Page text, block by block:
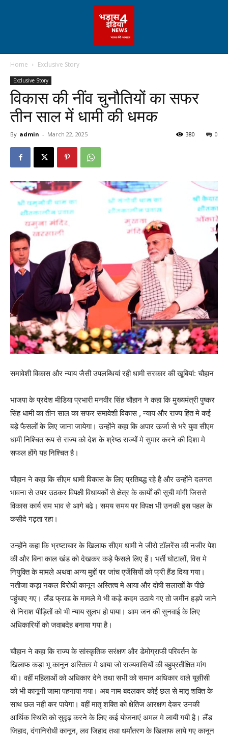
Home Exclusive Story
Exclusive Story
विकास की नींव चुनौतियों का सफर
तीन साल में धामी की धमक
By admin - March 22, 2025 0
380
समावेशी विकास और न्याय जैसी उपलब्धियां रही धामी सरकार की खूबियां: चौहान
भाजपा के प्रदेश मीडिया प्रभारी मनवीर सिंह चौहान ने कहा कि मुख्यमंत्री पुष्कर
सिंह धामी का तीन साल का सफर समावेशी विकास , न्याय और राज्य हित मे कई
बड़े फैसलों के लिए जाना जायेगा। उन्होंने कहा कि अपार ऊर्जा से भरे युवा सीएम
धामी निश्चित रूप से राज्य को देश के श्रेष्ठ राज्यों मे सुमार करने की दिशा मे
सफल होंगे यह निश्चित है।
चौहान ने कहा कि सीएम धामी विकास के लिए प्रतिबद्ध रहे है और उन्होंने दलगत
भावना से उपर उठकर विपक्षी विधायकों से क्षेत्र के कार्यों की सूची मांगी जिससे
विकास कार्य सम भाव से आगे बढे। समय समय पर विपक्ष भी उनकी इस पहल के
कसीदे गढ़ता रहा।
उन्होंने कहा कि भ्रष्टाचार के खिलाफ सीएम धामी ने जीरो टॉलरेंस की नजीर पेश
की और बिना काल खंड को देखकर कड़े फैसले लिए हैं। भर्ती घोटालों, विस मे
नियुक्ति के मामले अथवा अन्य मुद्दों पर जांच एजेंसियों को फ्री हैंड दिया गया।
नतीजा कड़ा नकल विरोधी कानून अस्तित्व मे आया और दोषी सलाखों के पीछे
पहुंचाए गए। लैंड फ्राड के मामले मे भी कड़े कदम उठाये गए तो जमीन हड़पे जाने
से निराश पीड़ितों को भी न्याय सुलभ हो पाया। आम जन की सुनवाई के लिए
अधिकारियों को जवाबदेह बनाया गया है।
चौहान ने कहा कि राज्य के सांस्कृतिक सरंक्षण और डेमोग्राफी परिवर्तन के
खिलाफ कड़ा भू कानून अस्तित्व मे आया जो राज्यवासियों की बहुप्रतीक्षित मांग
थी। वहीं महिलाओं को अधिकार देने तथा सभी को समान अधिकार वाले यूसीसी
को भी कानूनी जामा पहनाया गया। अब नाम बदलकर कोई छल से मातृ शक्ति के
साथ छल नही कर पायेगा। वहीं मातृ शक्ति को क्षेतिज आरक्षण देकर उनकी
आर्थिक स्थिति को सुदृढ़ करने के लिए कई योजनाएं अमल मे लायी गयी है। लैंड
जिहाद, दंगानिरोधी कानून, लव जिहाद तथा धर्मांतरण के खिलाफ लाये गए कानून